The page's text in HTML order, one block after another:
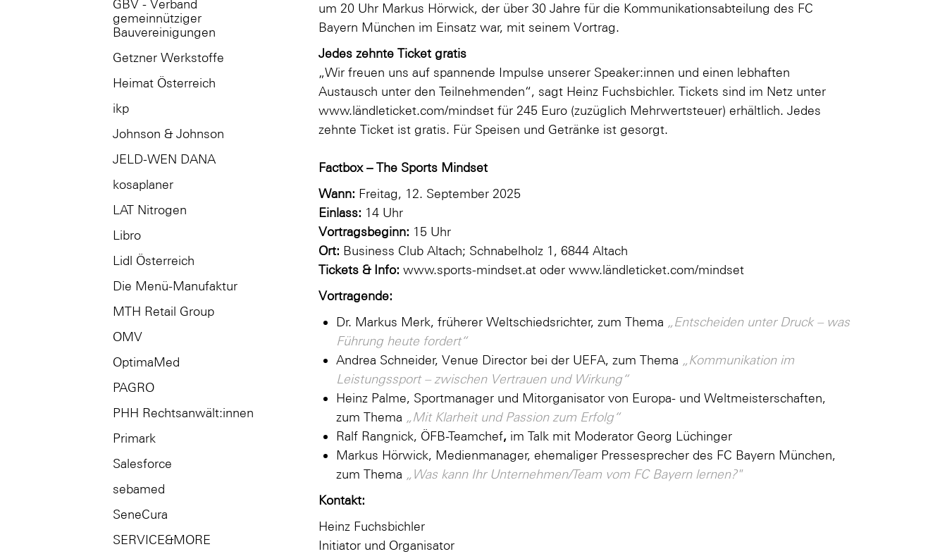
GBV - Verband
gemeinnütziger
Bauvereinigungen
Getzner Werkstoffe
Heimat Österreich
ikp
Johnson & Johnson
JELD-WEN DANA
kosaplaner
LAT Nitrogen
Libro
Lidl Österreich
Die Menü-Manufaktur
MTH Retail Group
OMV
OptimaMed
PAGRO
PHH Rechtsanwält:innen
Primark
Salesforce
sebamed
SeneCura
SERVICE&MORE
um 20 Uhr Markus Hörwick, der über 30 Jahre für die Kommunikationsabteilung des FC
Bayern München im Einsatz war, mit seinem Vortrag.
Jedes zehnte Ticket gratis
„Wir freuen uns auf spannende Impulse unserer Speaker:innen und einen lebhaften
Austausch unter den Teilnehmenden“, sagt Heinz Fuchsbichler. Tickets sind im Netz unter
www.ländleticket.com/mindset für 245 Euro (zuzüglich Mehrwertsteuer) erhältlich. Jedes
zehnte Ticket ist gratis. Für Speisen und Getränke ist gesorgt.
Factbox –The Sports Mindset
Wann: Freitag, 12. September 2025
Einlass: 14 Uhr
Vortragsbeginn: 15 Uhr
Ort: Business Club Altach; Schnabelholz 1, 6844 Altach
Tickets & Info: www.sports-mindset.at oderwww.ländleticket.com/mindset
Vortragende:
Dr. Markus Merk, früherer Weltschiedsrichter, zum Thema „Entscheiden unter Druck – was
Führung heute fordert“
Andrea Schneider, Venue Director bei der UEFA, zum Thema „Kommunikation im
Leistungssport – zwischen Vertrauen und Wirkung“
Heinz Palme, Sportmanager und Mitorganisator von Europa- und Weltmeisterschaften,
zum Thema „Mit Klarheit und Passion zum Erfolg“
Ralf Rangnick, ÖFB-Teamchef, im Talk mit Moderator Georg Lüchinger
Markus Hörwick, Medienmanager, ehemaliger Pressesprecher des FC Bayern München,
zum Thema „Was kann Ihr Unternehmen/Team vom FC Bayern lernen?"
Kontakt:
Heinz Fuchsbichler
Initiator und Organisator